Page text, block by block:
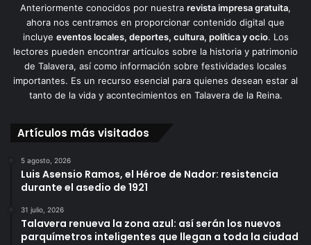
Anteriormente conocidos por nuestra revista impresa gratuita,
ahora nos centramos en proporcionar contenido digital que
incluye eventos locales, deportes, cultura, política y ocio. Los
lectores pueden encontrar artículos sobre la historia y patrimonio
de Talavera, así como información sobre festividades locales
importantes. Es un recurso esencial para quienes desean estar al
tanto de la vida y acontecimientos en Talavera de la Reina.
Artículos más visitados
5 agosto, 2026
Luis Asensio Ramos, el Héroe de Nador: resistencia
durante el asedio de 1921
31 julio, 2026
Talavera renueva la zona azul: así serán los nuevos
parquímetros inteligentes que llegan a toda la ciudad